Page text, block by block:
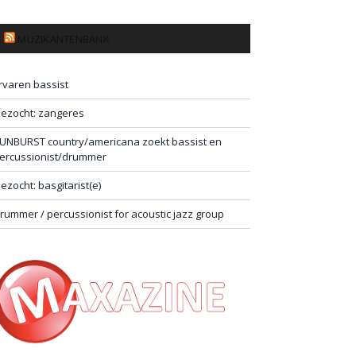
bassist
zangeres
country/americana zoekt bassist en
drummer
basgitarist(e)
/ percussionist for acoustic jazz group